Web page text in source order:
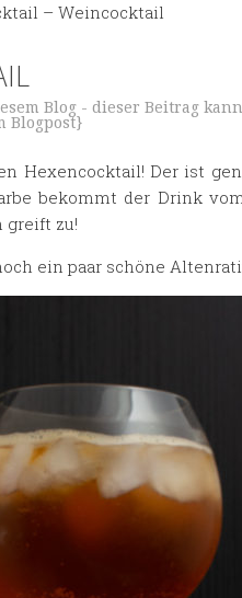
– Weincocktail
Blog - dieser Beitrag
Blogpost}
Hexencocktail! Der ist
bekommt der Drink
greift zu!
ein paar schöne